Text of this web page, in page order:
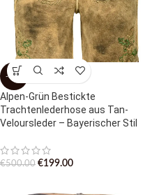
-60%
Alpen-Grün Bestickte
Trachtenlederhose aus Tan-
Veloursleder – Bayerischer Stil
€500.00 €199.00